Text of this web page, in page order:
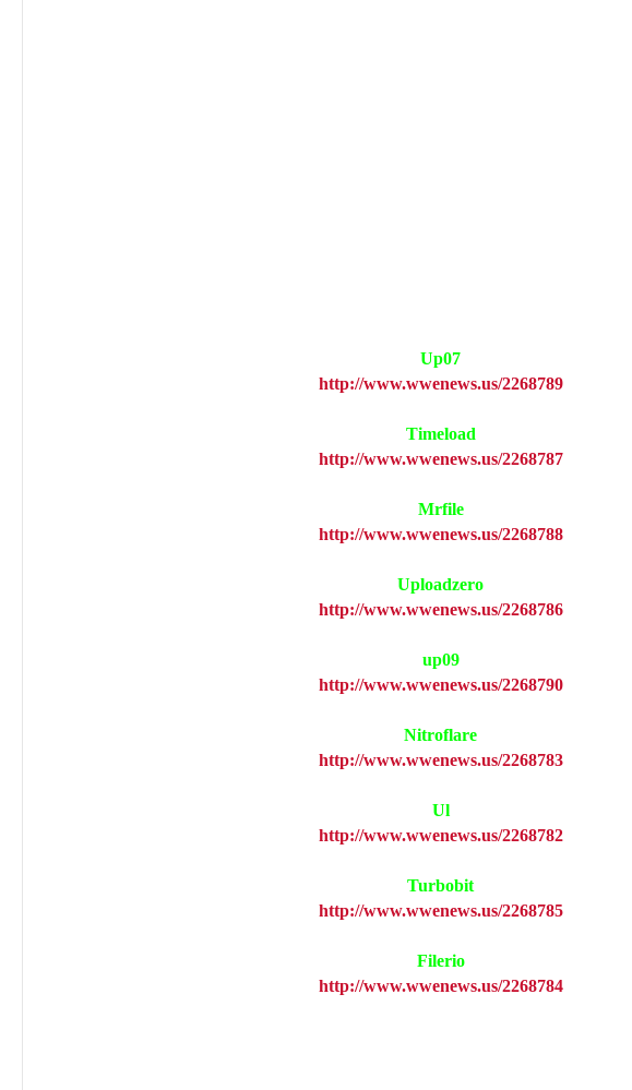
Up07
http://www.wwenews.us/2268789
Timeload
http://www.wwenews.us/2268787
Mrfile
http://www.wwenews.us/2268788
Uploadzero
http://www.wwenews.us/2268786
up09
http://www.wwenews.us/2268790
Nitroflare
http://www.wwenews.us/2268783
Ul
http://www.wwenews.us/2268782
Turbobit
http://www.wwenews.us/2268785
Filerio
http://www.wwenews.us/2268784